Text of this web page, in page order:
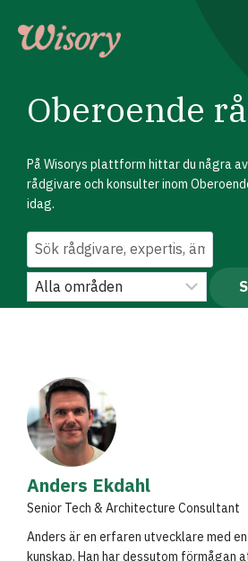
content
Oberoende
På Wisorys plattform hittar du några
rådgivare och konsulter inom
idag.
Anders Ekdahl
Senior Tech & Architecture Consultant
Anders är en erfaren utvecklare med
kunskap. Han har dessutom förmågan